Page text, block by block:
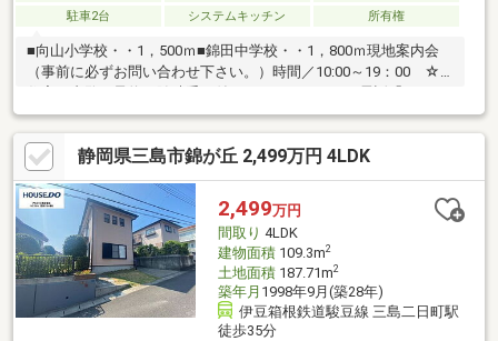
駐車2台
システムキッチン 所有権
■向山小学校・・1，500ｍ■錦田中学校・・1，800ｍ現地案内会
（事前に必ずお問い合わせ下さい。）時間／10:00～19：00 ☆
住宅の内覧ご予約を随時受け付けております。 お電話「055-
928-7300」または資料請求にてお問い合わせをお待ちしておりま
す。☆住宅ローン☆不動産屋（資金計画）や銀行選択で100万円
もの差が出ることをご存じですか？ 弊社ではこれまでの実績や
経験をもとにお客様それぞれに合わせたオリジナルプランのご提
案が出来ます。☆現地の接客をメインにしてます。
静岡県三島市錦が丘 2,499万円 4LDK
2,499万円
間取り 4LDK
建物面積109.3m2
土地面積187.71m2
築年月 1998年9月(築28年)
伊豆箱根鉄道駿豆線 三島二日町駅
徒歩35分